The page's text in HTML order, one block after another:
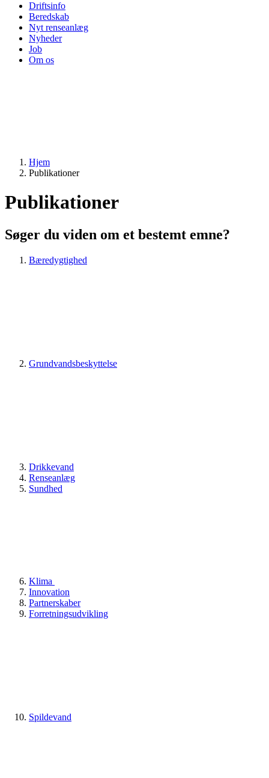
Driftsinfo
Beredskab
Nyt renseanlæg
Nyheder
Job
Om os
Hjem
Publikationer
Publikationer
Søger du viden om et bestemt emne?
Bæredygtighed
Grundvandsbeskyttelse
Drikkevand
Renseanlæg
Sundhed
Klima
Innovation
Partnerskaber
Forretningsudvikling
Spildevand